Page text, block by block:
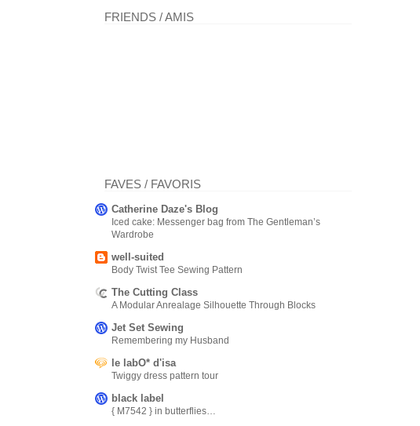
FRIENDS / AMIS
FAVES / FAVORIS
Catherine Daze's Blog
Iced cake: Messenger bag from The Gentleman’s
Wardrobe
well-suited
Body Twist Tee Sewing Pattern
The Cutting Class
A Modular Anrealage Silhouette Through Blocks
Jet Set Sewing
Remembering my Husband
le labO* d'isa
Twiggy dress pattern tour
black label
{ M7542 } in butterflies…